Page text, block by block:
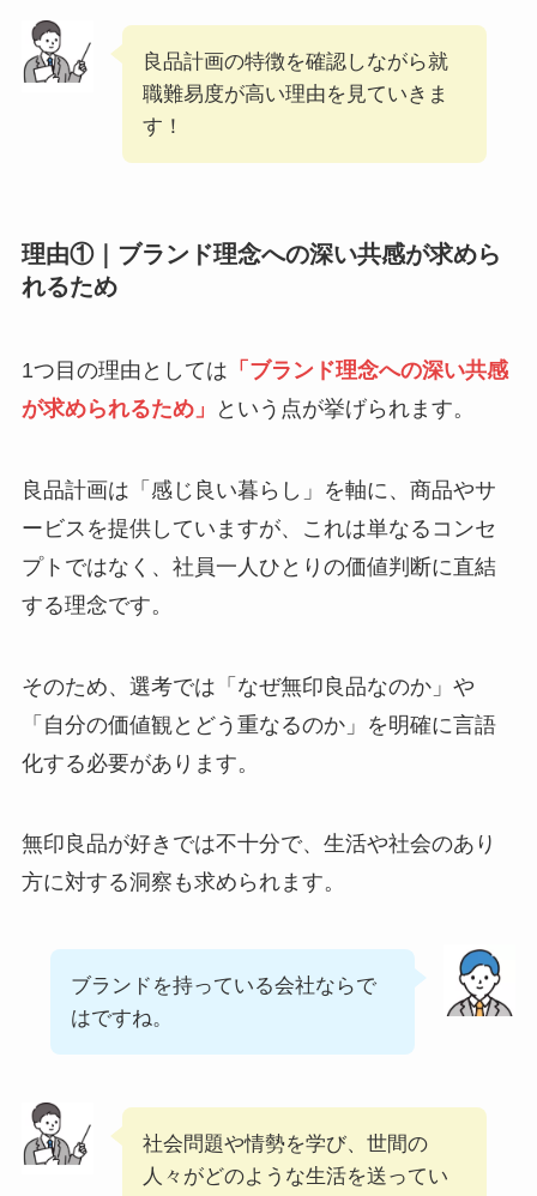
良品計画の特徴を確認しながら就
職難易度が高い理由を見ていきま
す！
理由①｜ブランド理念への深い共感が求めら
れるため
1つ目の理由としては 「ブランド理念への深い共感
が求められるため」
という点が挙げられます。
良品計画は「感じ良い暮らし」を軸に、商品やサ
ービスを提供していますが、これは単なるコンセ
プトではなく、社員一人ひとりの価値判断に直結
する理念です。
そのため、選考では「なぜ無印良品なのか」や
「自分の価値観とどう重なるのか」を明確に言語
化する必要があります。
無印良品が好きでは不十分で、生活や社会のあり
方に対する洞察も求められます。
ブランドを持っている会社ならで
はですね。
社会問題や情勢を学び、世間の
人々がどのような生活を送ってい